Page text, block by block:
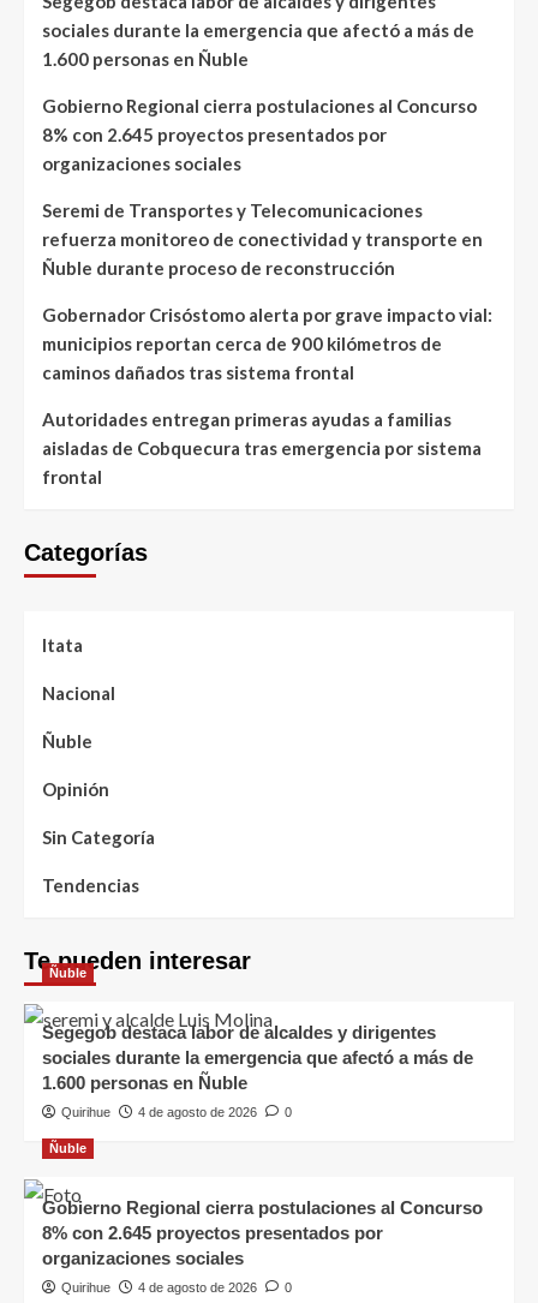
sociales durante la emergencia que afectó a más de
1.600 personas en Ñuble
Gobierno Regional cierra postulaciones al Concurso
8% con 2.645 proyectos presentados por
organizaciones sociales
Seremi de Transportes y Telecomunicaciones
refuerza monitoreo de conectividad y transporte en
Ñuble durante proceso de reconstrucción
Gobernador Crisóstomo alerta por grave impacto vial:
municipios reportan cerca de 900 kilómetros de
caminos dañados tras sistema frontal
Autoridades entregan primeras ayudas a familias
aisladas de Cobquecura tras emergencia por sistema
frontal
Categorías
Itata
Nacional
Ñuble
Opinión
Sin Categoría
Tendencias
Te pueden interesar
Ñuble
Segegob destaca labor de alcaldes y dirigentes
sociales durante la emergencia que afectó a más de
1.600 personas en Ñuble
Quirihue 4 de agosto de 2026 0
Ñuble
Gobierno Regional cierra postulaciones al Concurso
8% con 2.645 proyectos presentados por
organizaciones sociales
Quirihue 4 de agosto de 2026 0